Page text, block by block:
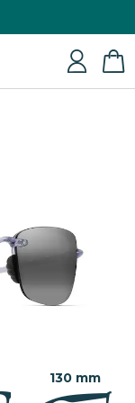
130 mm